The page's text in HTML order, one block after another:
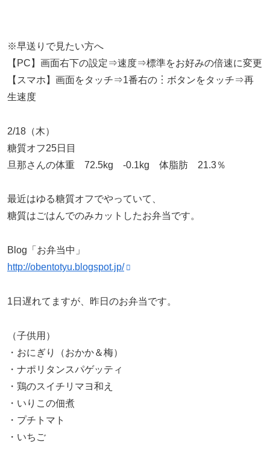
※早送りで見たい方へ
【PC】画面右下の設定⇒速度⇒標準をお好みの倍速に変更
【スマホ】画面をタッチ⇒1番右の︙ボタンをタッチ⇒再
生速度
2/18（木）
糖質オフ25日目
旦那さんの体重 72.5kg -0.1kg 体脂肪 21.3％
最近はゆる糖質オフでやっていて、
糖質はごはんでのみカットしたお弁当です。
Blog「お弁当中」
http://obentotyu.blogspot.jp/
1日遅れてますが、昨日のお弁当です。
（子供用）
・おにぎり（おかか＆梅）
・ナポリタンスパゲッティ
・鶏のスイチリマヨ和え
・いりこの佃煮
・プチトマト
・いちご